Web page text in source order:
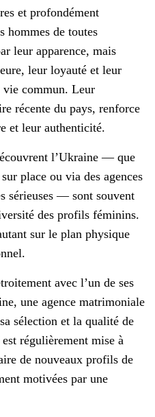
et profondément
hommes de toutes
leur apparence, mais
leur loyauté et leur
commun. Leur
récente du pays, renforce
et leur authenticité.
l’Ukraine — que
place ou via des agences
sérieuses — sont souvent
des profils féminins.
sur le plan physique
avec l’un de ses
une agence matrimoniale
sélection et la qualité de
régulièrement mise à
de nouveaux profils de
motivées par une